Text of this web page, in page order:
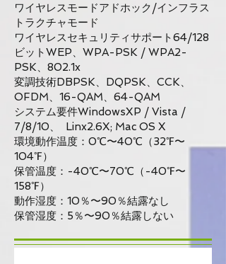
ワイヤレスモードアドホック/インフラス
トラクチャモード
ワイヤレスセキュリティサポート64/128
ビットWEP、WPA-PSK / WPA2-
PSK、802.1x
変調技術DBPSK、DQPSK、CCK、
OFDM、16-QAM、64-QAM
システム要件WindowsXP / Vista /
7/8/10、
Linx2.6X; Mac OS X
環境動作温度：0℃〜40℃（32℉〜
104℉）
保管温度：-40℃〜70℃（-40℉〜
158℉）
動作湿度：10％〜90％結露なし
保管湿度：5％〜90％結露しない